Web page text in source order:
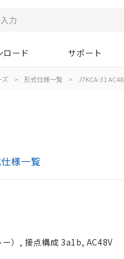
ロード サポート
ズ > 形式仕様一覧 > J7KCA-31 AC48
様一覧
）, 接点構成 3a1b, AC48V